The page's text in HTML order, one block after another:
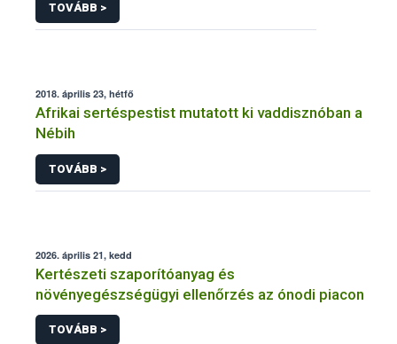
TOVÁBB >
2018. április 23, hétfő
Afrikai sertéspestist mutatott ki vaddisznóban a
Nébih
TOVÁBB >
2026. április 21, kedd
Kertészeti szaporítóanyag és
növényegészségügyi ellenőrzés az ónodi piacon
TOVÁBB >